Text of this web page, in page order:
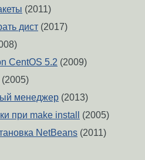
(2011)
дист (2017)
CentOS 5.2 (2009)
(2005)
менеджер (2013)
при make install (2005)
NetBeans (2011)